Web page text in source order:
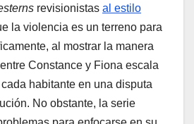
revisionistas al estilo
la violencia es un terreno para
al mostrar la manera
Constance y Fiona escala
habitante en una disputa
No obstante, la serie